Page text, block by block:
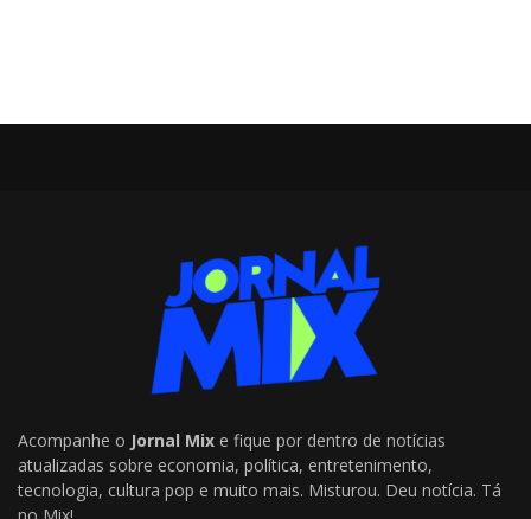
Acompanhe o Jornal Mix e fique por dentro de notícias
atualizadas sobre economia, política, entretenimento,
tecnologia, cultura pop e muito mais. Misturou. Deu notícia. Tá